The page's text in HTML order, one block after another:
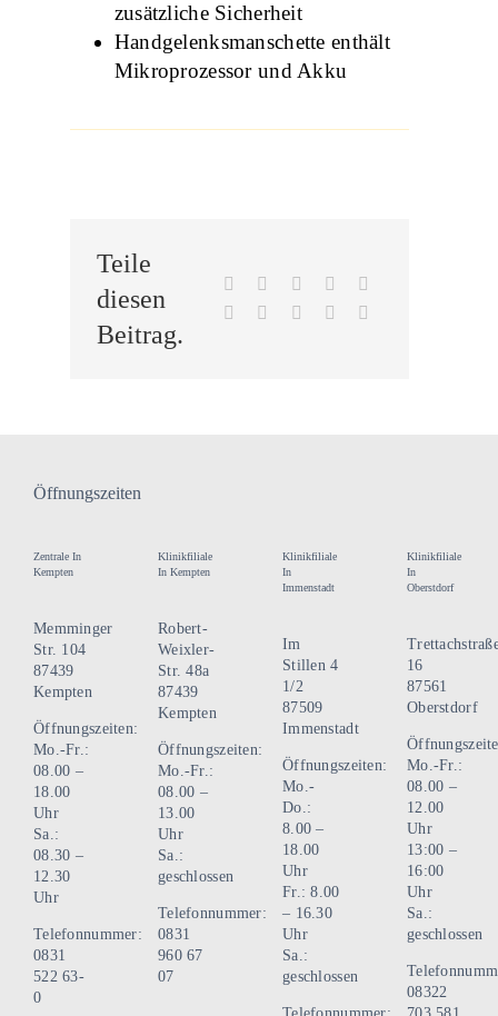
zusätzliche Sicherheit
Handgelenksmanschette enthält
Mikroprozessor und Akku
Teile
diesen
Beitrag.
Öffnungszeiten
Zentrale In
Kempten
Memminger
Str. 104
87439
Kempten
Öffnungszeiten:
Mo.-Fr.:
08.00 –
18.00
Uhr
Sa.:
08.30 –
12.30
Uhr
Telefonnummer:
0831
522 63-
0
Klinikfiliale
In Kempten
Robert-
Weixler-
Str. 48a
87439
Kempten
Öffnungszeiten:
Mo.-Fr.:
08.00 –
13.00
Uhr
Sa.:
geschlossen
Telefonnummer:
0831
960 67
07
Klinikfiliale
In
Immenstadt
Im
Stillen 4
1/2
87509
Immenstadt
Öffnungszeiten:
Mo.-
Do.:
8.00 –
18.00
Uhr
Fr.: 8.00
– 16.30
Uhr
Sa.:
geschlossen
Klinikfiliale
In
Oberstdorf
16
87561
Oberstdorf
Mo.-Fr.:
08.00 –
12.00
Uhr
13:00 –
16:00
Uhr
Sa.:
geschlossen
08322